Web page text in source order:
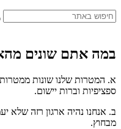
במה אתם שונים
א. המטרות שלנו שונות
ספציפיות וברות יישום.
ב. אנחנו נהיה ארגון רזה שלא
מבחוץ.